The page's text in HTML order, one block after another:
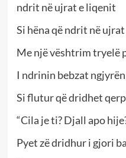
ndrit në ujrat e liqenit
Si hëna që ndrit në
Me një vështrim tryelë
I ndrinin bebzat
Si flutur që dridhet
“Cila je ti? Djall apo
Pyet zë dridhur i gjori